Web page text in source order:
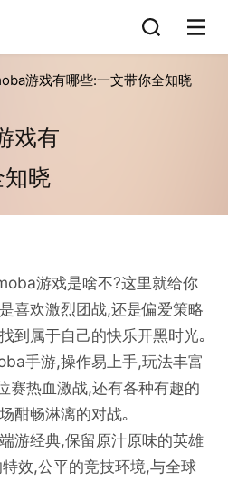
游戏有哪些:一文带你全知晓
戏有
晓
游戏是啥不?这里就给你
喜欢激烈团战,还是偏爱策略
到属于自己的快乐开黑时光｡
手游,操作易上手,玩法丰富
赛热血激战,还有各种有趣的
酣畅淋漓的对战｡
游经典,保留原汁原味的英雄
效,公平的竞技环境,与全球